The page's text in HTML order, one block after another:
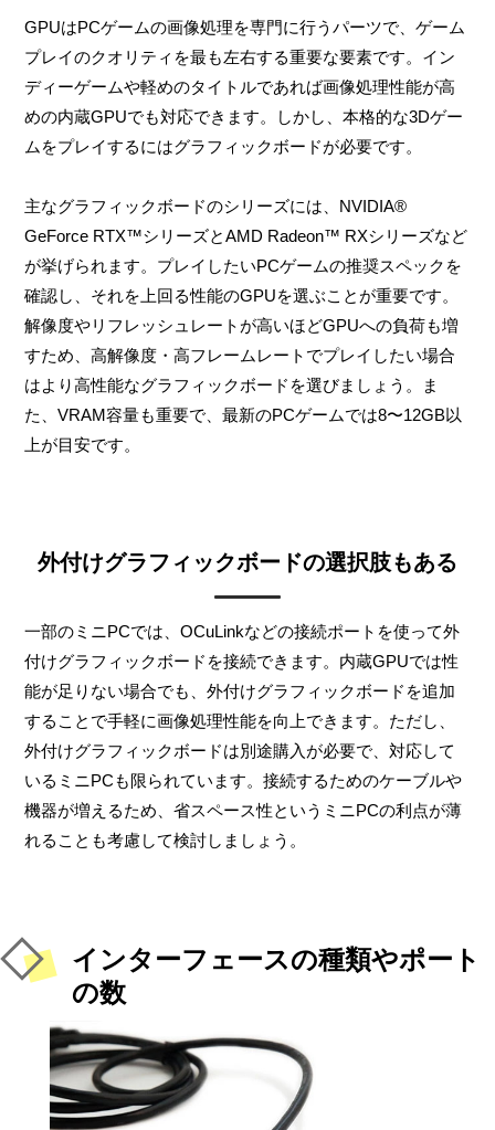
GPUはPCゲームの画像処理を専門に行うパーツで、ゲーム
プレイのクオリティを最も左右する重要な要素です。イン
ディーゲームや軽めのタイトルであれば画像処理性能が高
めの内蔵GPUでも対応できます。しかし、本格的な3Dゲー
ムをプレイするにはグラフィックボードが必要です。
主なグラフィックボードのシリーズには、NVIDIA®
GeForce RTX™シリーズとAMD Radeon™ RXシリーズなど
が挙げられます。プレイしたいPCゲームの推奨スペックを
確認し、それを上回る性能のGPUを選ぶことが重要です。
解像度やリフレッシュレートが高いほどGPUへの負荷も増
すため、高解像度・高フレームレートでプレイしたい場合
はより高性能なグラフィックボードを選びましょう。ま
た、VRAM容量も重要で、最新のPCゲームでは8〜12GB以
上が目安です。
外付けグラフィックボードの選択肢もある
一部のミニPCでは、OCuLinkなどの接続ポートを使って外
付けグラフィックボードを接続できます。内蔵GPUでは性
能が足りない場合でも、外付けグラフィックボードを追加
することで手軽に画像処理性能を向上できます。ただし、
外付けグラフィックボードは別途購入が必要で、対応して
いるミニPCも限られています。接続するためのケーブルや
機器が増えるため、省スペース性というミニPCの利点が薄
れることも考慮して検討しましょう。
インターフェースの種類やポート
の数